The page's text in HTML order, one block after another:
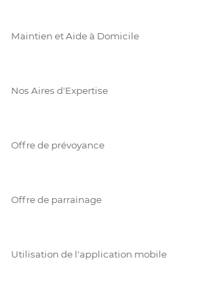
Maintien et Aide à Domicile
Nos Aires d'Expertise
Offre de prévoyance
Offre de parrainage
Utilisation de l'application mobile